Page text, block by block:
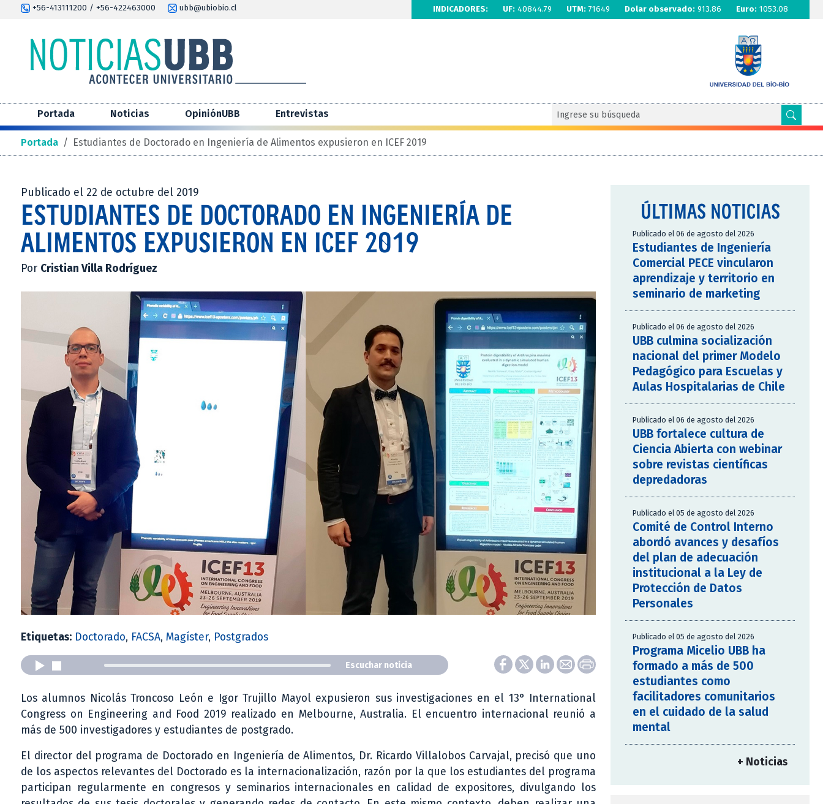
+56-413111200 / +56-422463000 ubb@ubiobio.cl INDICADORES: UF: 40844.79 UTM: 71649 Dolar observado: 913.86 Euro: 1053.08
Portada Noticias OpiniónUBB Entrevistas
Portada / Estudiantes de Doctorado en Ingeniería de Alimentos expusieron en ICEF 2019
Publicado el 22 de octubre del 2019
ESTUDIANTES DE DOCTORADO EN INGENIERÍA DE
ALIMENTOS EXPUSIERON EN ICEF 2019
Por Cristian Villa Rodríguez
Etiquetas: Doctorado, FACSA, Magíster, Postgrados
Escuchar noticia
Los alumnos Nicolás Troncoso León e Igor Trujillo Mayol expusieron sus investigaciones en el 13° International
Congress on Engineering and Food 2019 realizado en Melbourne, Australia. El encuentro internacional reunió a
más de 500 investigadores y estudiantes de postgrado.
El director del programa de Doctorado en Ingeniería de Alimentos, Dr. Ricardo Villalobos Carvajal, precisó que uno
de los aspectos relevantes del Doctorado es la internacionalización, razón por la que los estudiantes del programa
participan regularmente en congresos y seminarios internacionales en calidad de expositores, divulgando los
ÚLTIMAS NOTICIAS
Publicado el 06 de agosto del 2026
Estudiantes de Ingeniería
Comercial PECE vincularon
aprendizaje y territorio en
seminario de marketing
Publicado el 06 de agosto del 2026
UBB culmina socialización
nacional del primer Modelo
Pedagógico para Escuelas y
Aulas Hospitalarias de Chile
Publicado el 06 de agosto del 2026
UBB fortalece cultura de
Ciencia Abierta con webinar
sobre revistas científicas
depredadoras
Publicado el 05 de agosto del 2026
Comité de Control Interno
abordó avances y desafíos
del plan de adecuación
institucional a la Ley de
Protección de Datos
Personales
Publicado el 05 de agosto del 2026
Programa Micelio UBB ha
formado a más de 500
estudiantes como
facilitadores comunitarios
en el cuidado de la salud
mental
+ Noticias